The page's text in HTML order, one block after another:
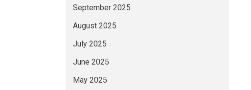
September 2025
August 2025
July 2025
June 2025
May 2025